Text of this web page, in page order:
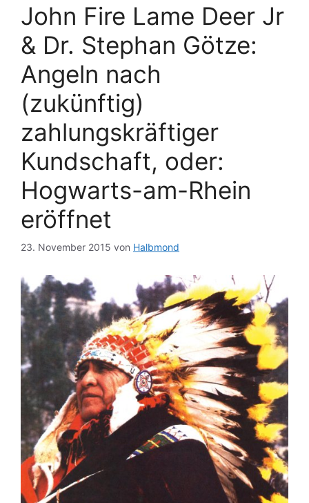
John Fire Lame Deer Jr
& Dr. Stephan Götze:
Angeln nach
(zukünftig)
zahlungskräftiger
Kundschaft, oder:
Hogwarts-am-Rhein
eröffnet
23. November 2015 von Halbmond